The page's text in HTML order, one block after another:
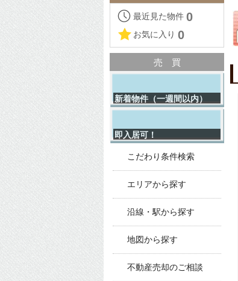
最近見た物件 0
お気に入り 0
売買
新着物件（一週間以内）
即入居可！
こだわり条件検索
エリアから探す
沿線・駅から探す
地図から探す
不動産売却のご相談